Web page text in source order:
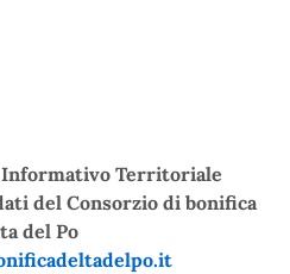
Informativo Territoriale
del Consorzio di bonifica
del Po